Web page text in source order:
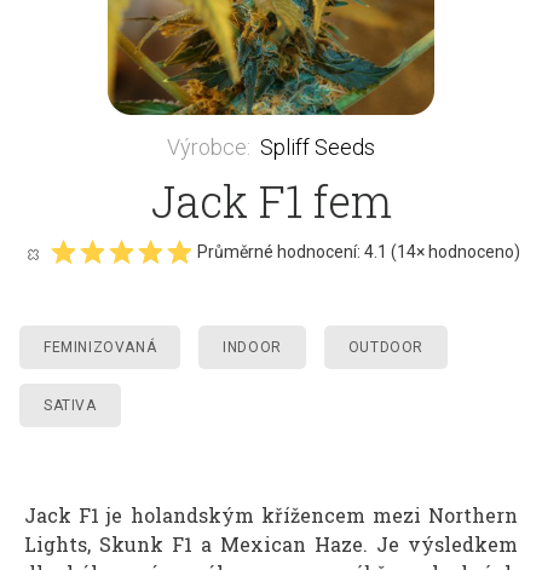
Výrobce: Spliff Seeds
Jack F1 fem
Průměrné hodnocení: 4.1 (14× hodnoceno)
FEMINIZOVANÁ INDOOR OUTDOOR
SATIVA
Jack F1 je holandským křížencem mezi Northern
Lights, Skunk F1 a Mexican Haze. Je výsledkem